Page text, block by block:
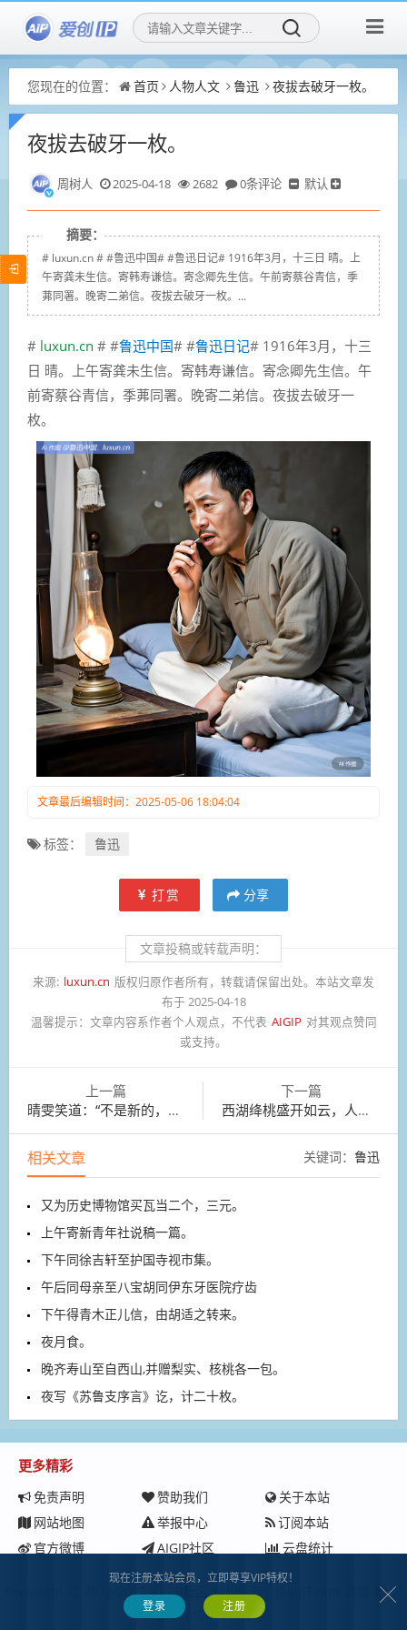
您现在的位置： 首页 人物人文 鲁迅 夜拔去破牙一枚。
夜拔去破牙一枚。
周树人 2025-04-18 2682 0条评论 默认
摘要：
# luxun.cn # #鲁迅中国# #鲁迅日记# 1916年3月，十三日 晴。上
午寄龚未生信。寄韩寿谦信。寄念卿先生信。午前寄蔡谷青信，季
茀同署。晚寄二弟信。夜拔去破牙一枚。...
# luxun.cn # #鲁迅中国# #鲁迅日记# 1916年3月，十三
日 晴。上午寄龚未生信。寄韩寿谦信。寄念卿先生信。午
前寄蔡谷青信，季茀同署。晚寄二弟信。夜拔去破牙一
枚。
文章最后编辑时间：2025-05-06 18:04:04
标签： 鲁迅
打赏 分享
文章投稿或转载声明：
来源: luxun.cn 版权归原作者所有，转载请保留出处。本站文章发
布于 2025-04-18
温馨提示： 文章内容系作者个人观点，不代表 AIGIP 对其观点赞同
或支持。
上一篇
晴雯笑道：“不是新的，就是家常旧的。”
下一篇
西湖绛桃盛开如云，人面桃花相映红。
相关文章 关键词： 鲁迅
又为历史博物馆买瓦当二个，三元。
上午寄新青年社说稿一篇。
下午同徐吉轩至护国寺视市集。
午后同母亲至八宝胡同伊东牙医院疗齿
下午得青木正儿信，由胡适之转来。
夜月食。
晚齐寿山至自西山,并赠梨实、核桃各一包。
夜写《苏鲁支序言》讫，计二十枚。
更多精彩
免责声明 赞助我们
关于本站
网站地图
举报中心
订阅本站
官方微博
AIGIP社区 云盘统计
2022-2027 AIGIP社区 版权所有.
沪
ICP备2023008229号-1
现在注册本站会员，立即尊享VIP特权！
登录
注册